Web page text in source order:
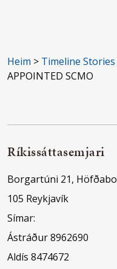
Heim > Timeline Stories
APPOINTED SCMO
Ríkissáttasemjari
Borgartúni 21,
105 Reykjavík
Símar:
Ástráður 8962690
Aldís 8474672